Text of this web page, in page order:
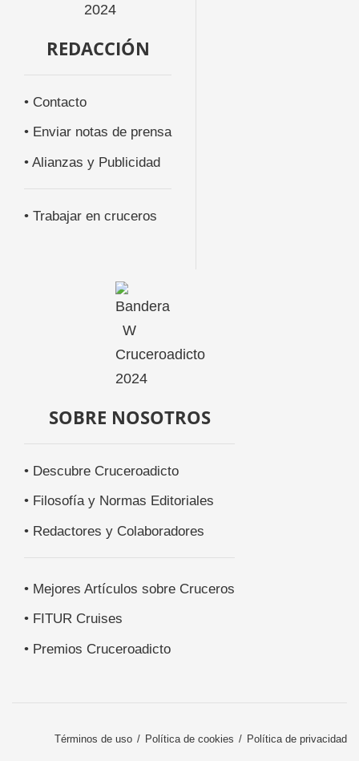
REDACCIÓN
• Contacto
• Enviar notas de prensa
• Alianzas y Publicidad
• Trabajar en cruceros
SOBRE NOSOTROS
• Descubre Cruceroadicto
• Filosofía y Normas Editoriales
• Redactores y Colaboradores
• Mejores Artículos sobre Cruceros
• FITUR Cruises
• Premios Cruceroadicto
Términos de uso Política de cookies Política de privacidad